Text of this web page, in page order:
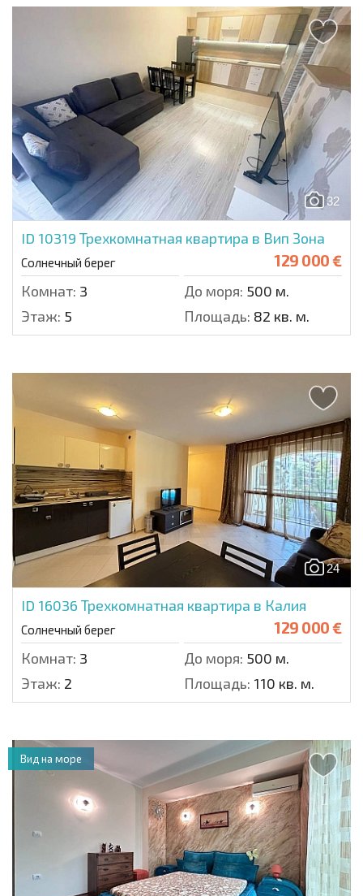
32
ID 10319 Трехкомнатная квартира в Вип Зона
Солнечный берег 129 000 €
Комнат: 3 До моря: 500 м.
Этаж: 5 Площадь: 82 кв. м.
24
ID 16036 Трехкомнатная квартира в Калия
Солнечный берег 129 000 €
Комнат: 3 До моря: 500 м.
Этаж: 2 Площадь: 110 кв. м.
Вид на море